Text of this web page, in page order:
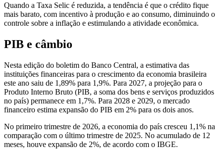
Quando a Taxa Selic é reduzida, a tendência é que o crédito fique
mais barato, com incentivo à produção e ao consumo, diminuindo o
controle sobre a inflação e estimulando a atividade econômica.
PIB e câmbio
Nesta edição do boletim do Banco Central, a estimativa das
instituições financeiras para o crescimento da economia brasileira
este ano saiu de 1,89% para 1,9%. Para 2027, a projeção para o
Produto Interno Bruto (PIB, a soma dos bens e serviços produzidos
no país) permanece em 1,7%. Para 2028 e 2029, o mercado
financeiro estima expansão do PIB em 2% para os dois anos.
No primeiro trimestre de 2026, a economia do país cresceu ​1,1% na
comparação com o último trimestre de 2025. No acumulado de 12
meses, houve expansão de 2%, de acordo com o IBGE.